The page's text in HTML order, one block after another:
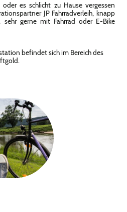
es schlicht zu Hause vergessen
JP Fahrradverleih, knapp
gerne mit Fahrrad oder E-Bike
befindet sich im Bereich des